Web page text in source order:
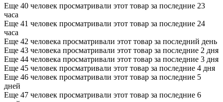
Еще 40 человек просматривали этот товар за последние 23
часа
Еще 41 человек просматривали этот товар за последние 24
часа
Еще 42 человека просматривали этот товар за последний день
Еще 43 человека просматривали этот товар за последние 2 дня
Еще 44 человека просматривали этот товар за последние 3 дня
Еще 45 человек просматривали этот товар за последние 4 дня
Еще 46 человек просматривали этот товар за последние 5
дней
Еще 47 человек просматривали этот товар за последние 6